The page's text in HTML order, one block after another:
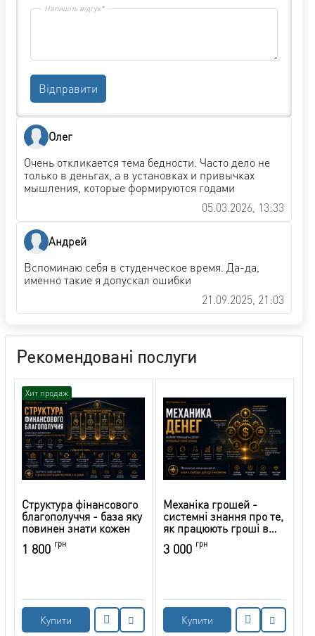
Олег
Очень откликается тема бедности. Часто дело не
только в деньгах, а в установках и привычках
мышления, которые формируются годами
05.03.2026, 13:33
Андрей
Вспоминаю себя в студенческое время. Да-да,
именно такие я допускал ошибки
21.09.2025, 21:03
Напишіть відгук*
Відправити
Рекомендовані послуги
Хит продаж
Структура фінансового
благополуччя - база яку
повинен знати кожен
1 800 грн
Купити
Механіка грошей -
системні знання про те,
як працюють гроші в
реальному світі
3 000 грн
Купити